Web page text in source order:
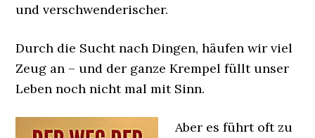
und verschwenderischer.
Durch die Sucht nach Dingen, häufen wir viel
Zeug an – und der ganze Krempel füllt unser
Leben noch nicht mal mit Sinn.
Aber es führt oft zu